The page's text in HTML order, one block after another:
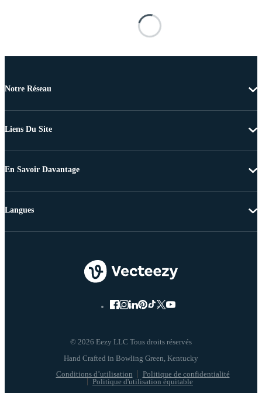
Notre Réseau
Liens Du Site
En Savoir Davantage
© 2026 Eezy LLC Tous droits réservés
Conditions d’utilisation
Politique de confidentialité
Politique d'utilisation équitable
Langues